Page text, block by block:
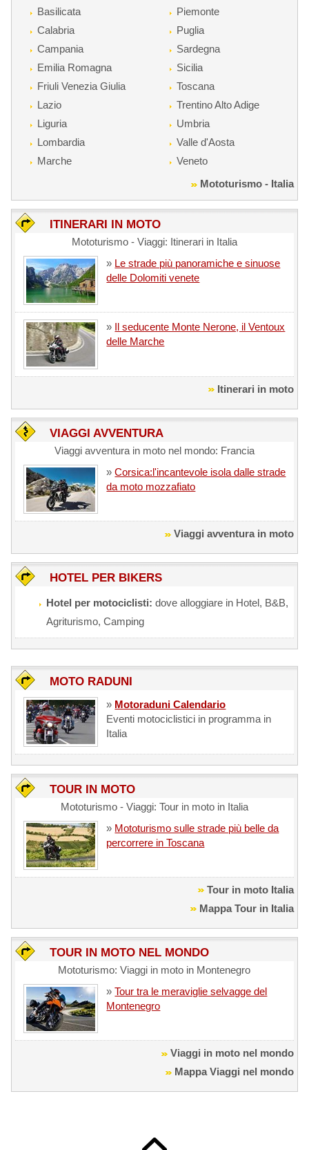
Basilicata
Calabria
Campania
Emilia Romagna
Friuli Venezia Giulia
Lazio
Liguria
Lombardia
Marche
Piemonte
Puglia
Sardegna
Sicilia
Toscana
Trentino Alto Adige
Umbria
Valle d'Aosta
Veneto
Mototurismo - Italia
ITINERARI IN MOTO
Mototurismo - Viaggi: Itinerari in Italia
» Le strade più panoramiche e sinuose
delle Dolomiti venete
» Il seducente Monte Nerone, il Ventoux
delle Marche
Itinerari in moto
VIAGGI AVVENTURA
Viaggi avventura in moto nel mondo: Francia
»Corsica:l'incantevole isola dalle strade
da moto mozzafiato
Viaggi avventura in moto
HOTEL PER BIKERS
Hotel per motociclisti: dove alloggiare in Hotel, B&B,
Agriturismo, Camping
MOTO RADUNI
» Motoraduni Calendario
Eventi motociclistici in programma in
Italia
TOUR IN MOTO
Mototurismo - Viaggi: Tour in moto in Italia
» Mototurismo sulle strade più belle da
percorrere in Toscana
Tour in moto Italia
Mappa Tour in Italia
TOUR IN MOTO NEL MONDO
Mototurismo: Viaggi in moto in Montenegro
»Tour tra le meraviglie selvagge del
Montenegro
Viaggi in moto nel mondo
Mappa Viaggi nel mondo